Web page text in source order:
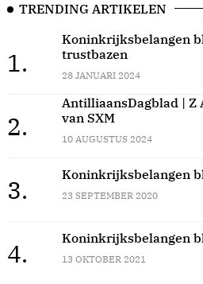
TRENDING ARTIKELEN
1.
Koninkrijksbelangen
trustbazen
28 JANUARI 2024
2.
AntilliaansDagblad |
van SXM
10 AUGUSTUS 2024
3.
Koninkrijksbelangen
23 SEPTEMBER 2020
4.
Koninkrijksbelangen
13 OKTOBER 2021